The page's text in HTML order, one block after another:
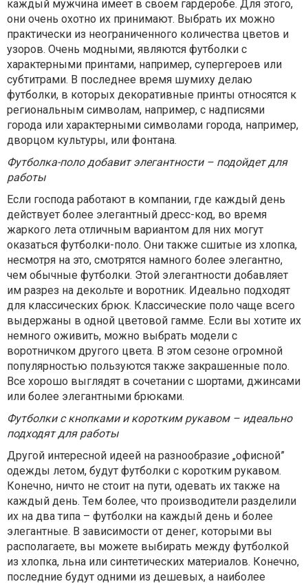
каждый мужчина имеет в своем гардеробе. Для этого,
они очень охотно их принимают. Выбрать их можно
практически из неограниченного количества цветов и
узоров. Очень модными, являются футболки с
характерными принтами, например, супергероев или
субтитрами. В последнее время шумиху делаю
футболки, в которых декоративные принты относятся к
региональным символам, например, с надписями
города или характерными символами города, например,
дворцом культуры, или фонтана.
Футболка-поло добавит элегантности – подойдет для
работы
Если господа работают в компании, где каждый день
действует более элегантный дресс-код, во время
жаркого лета отличным вариантом для них могут
оказаться футболки-поло. Они также сшитые из хлопка,
несмотря на это, смотрятся намного более элегантно,
чем обычные футболки. Этой элегантности добавляет
им разрез на декольте и воротник. Идеально подходят
для классических брюк. Классические поло чаще всего
выдержаны в одной цветовой гамме. Если вы хотите их
немного оживить, можно выбрать модели с
воротничком другого цвета. В этом сезоне огромной
популярностью пользуются также закрашенные поло.
Все хорошо выглядят в сочетании с шортами, джинсами
или более элегантными брюками.
Футболки с кнопками и коротким рукавом – идеально
подходят для работы
Другой интересной идеей на разнообразие „офисной”
одежды летом, будут футболки с коротким рукавом.
Конечно, ничто не стоит на пути, одевать их также на
каждый день. Тем более, что производители разделили
их на два типа – футболки на каждый день и более
элегантные. В зависимости от денег, которыми вы
располагаете, вы можете выбирать между футболкой
из хлопка, льна или синтетических материалов. Конечно,
последние будут одними из дешевых, а наиболее